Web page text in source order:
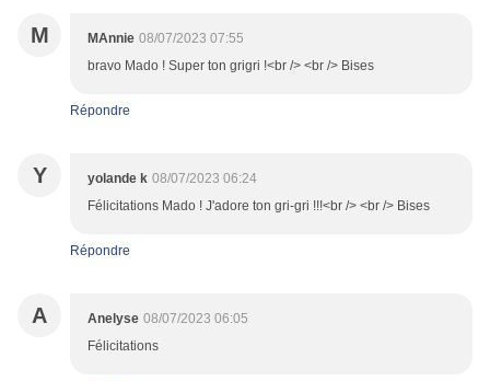
M MAnnie 08/07/2023 07:55
bravo Mado ! Super ton grigri !<br /> <br /> Bises
Répondre
Y yolande k 08/07/2023 06:24
Félicitations Mado ! J'adore ton gri-gri !!!<br /> <br /> Bises
Répondre
A Anelyse 08/07/2023 06:05
Félicitations